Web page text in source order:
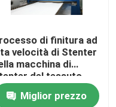
di finitura ad
velocità di Stenter
macchina di
del tessuto
termico del
Miglior prezzo